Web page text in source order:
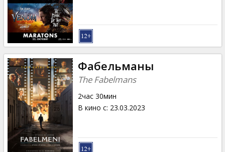
B2B
Клуб
Фабельманы
The Fabelmans
2час 30мин
В кино с: 23.03.2023